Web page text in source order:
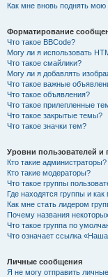
Как мне вновь поднять мою
Форматирование
Что такое BBCode?
Могу ли я использовать
Что такое смайлики?
Могу ли я добавлять
Что такое важные
Что такое объявления?
Что такое прилепленные
Что такое закрытые темы?
Что такое значки тем?
Уровни пользователей и
Кто такие администраторы?
Кто такие модераторы?
Что такое группы
Где находятся группы и
Как мне стать лидером
Почему названия
Что такое группа по
Что означает ссылка
Личные сообщения
Я не могу отправить